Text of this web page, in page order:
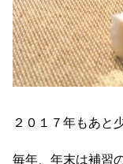
２０１７年もあと
毎年、年末は補習